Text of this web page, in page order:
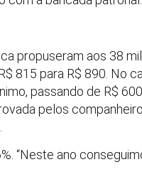
propuseram aos 38
815 para R$ 890. No
passando de R$
pelos
“Neste ano